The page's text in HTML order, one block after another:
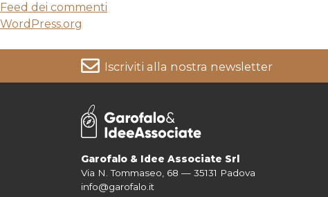
Feed dei commenti
WordPress.org
Iscriviti alla nostra newsletter
Garofalo & Idee Associate Srl
Via N. Tommaseo, 68 — 35131 Padova
info@garofalo.it